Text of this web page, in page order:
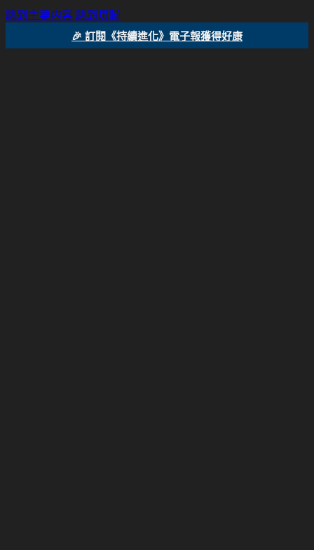
跳到主要内容 跳到页脚
🎉 訂閱《持續進化》電子報獲得好康